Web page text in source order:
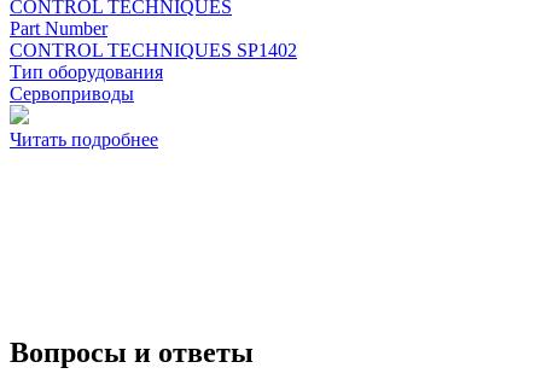
CONTROL TECHNIQUES
Part Number
CONTROL TECHNIQUES SP1402
Тип оборудования
Сервоприводы
Читать подробнее
Вопросы и ответы